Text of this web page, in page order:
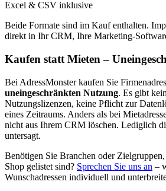
Excel & CSV inklusive
Beide Formate sind im Kauf enthalten.
direkt in Ihr CRM, Ihre Marketing-
Kaufen statt Mieten –
Bei AdressMonster kaufen Sie
uneingeschränkten Nutzung. Es gibt
Nutzungslizenzen, keine Pflicht zur
eines Zeitraums. Anders als bei
nicht aus Ihrem CRM löschen. Lediglich
untersagt.
Benötigen Sie Branchen oder
Shop gelistet sind? Sprechen Sie uns an –
Wunschadressen individuell und